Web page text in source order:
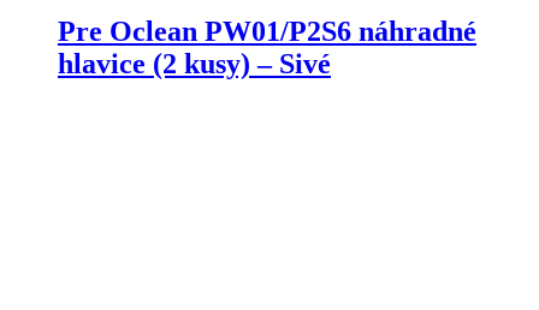
Pre Oclean PW01/P2S6 náhradné
hlavice (2 kusy) – Sivé